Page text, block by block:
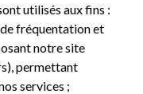
utilisés aux fins :
fréquentation et
notre site
permettant
services ;